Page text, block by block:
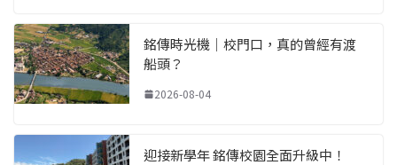
銘傳時光機｜校門口，真的曾經有渡
船頭？
2026-08-04
迎接新學年 銘傳校園全面升級中！